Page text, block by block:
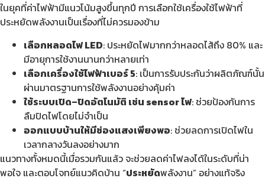
ในยุคที่ค่าไฟฟ้ามีแนวโน้มสูงขึ้นทุกปี การเลือกใช้เครื่องใช้ไฟฟ้าที่
ประหยัดพลังงานเป็นเรื่องที่ไม่ควรมองข้าม
เลือกหลอดไฟ LED: ประหยัดไฟมากกว่าหลอดไส้ถึง 80% และ
มีอายุการใช้งานนานกว่าหลายเท่า
เลือกเครื่องใช้ไฟฟ้าเบอร์ 5: เป็นการรับประกันว่าผลิตภัณฑ์นั้น
ผ่านมาตรฐานการใช้พลังงานอย่างคุ้มค่า
ใช้ระบบเปิด–ปิดอัตโนมัติ เช่น sensor ไฟ: ช่วยป้องกันการ
ลืมปิดไฟโดยไม่จำเป็น
ออกแบบบ้านให้มีช่องแสงเพียงพอ: ช่วยลดการเปิดไฟใน
เวลากลางวันลงอย่างมาก
แนวทางทั้งหมดนี้เมื่อรวมกันแล้ว จะช่วยลดค่าไฟลงได้ในระดับที่น่า
พอใจ และตอบโจทย์แนวคิดบ้าน “ประหยัดพลังงาน” อย่างแท้จริง